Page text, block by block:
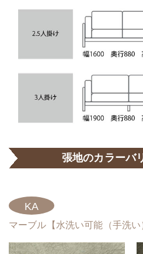
張地のカラーバ
KA
マーブル【水洗い可能（手洗い